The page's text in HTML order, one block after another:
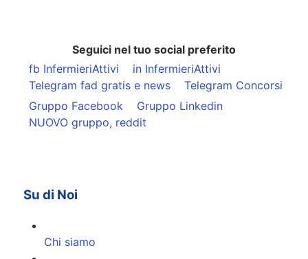
Seguici nel tuo social preferito
fb InfermieriAttivi
in InfermieriAttivi
Telegram fad gratis e news
Telegram Concorsi
Gruppo Facebook
Gruppo Linkedin
NUOVO gruppo, reddit
Su di Noi
Chi siamo